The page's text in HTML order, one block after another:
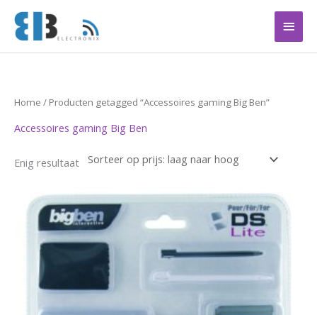
naar
inhoud
Home / Producten getagged “Accessoires gaming Big Ben”
Accessoires gaming Big Ben
Enig resultaat